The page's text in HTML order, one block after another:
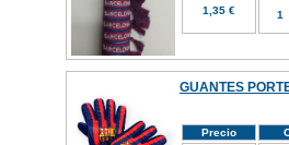
1,35 €
GUANTES
Precio